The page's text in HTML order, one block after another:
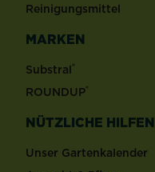
Reinigungsmittel
MARKEN
Substral®
ROUNDUP®
NÜTZLICHE HILFEN
Unser Gartenkalender